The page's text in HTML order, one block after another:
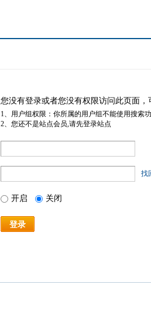
您没有登录或者您没有权限访问此页面
1、用户组权限：你所属的用户组不能使用搜索
2、您还不是站点会员,请先登录站点
找
开启 关闭
登录